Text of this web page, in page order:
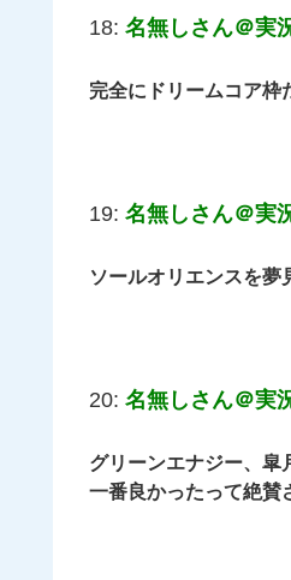
18: 名無しさん＠実
完全にドリームコア枠
19: 名無しさん＠実
ソールオリエンスを夢
20: 名無しさん＠実
グリーンエナジー、皐
一番良かったって絶